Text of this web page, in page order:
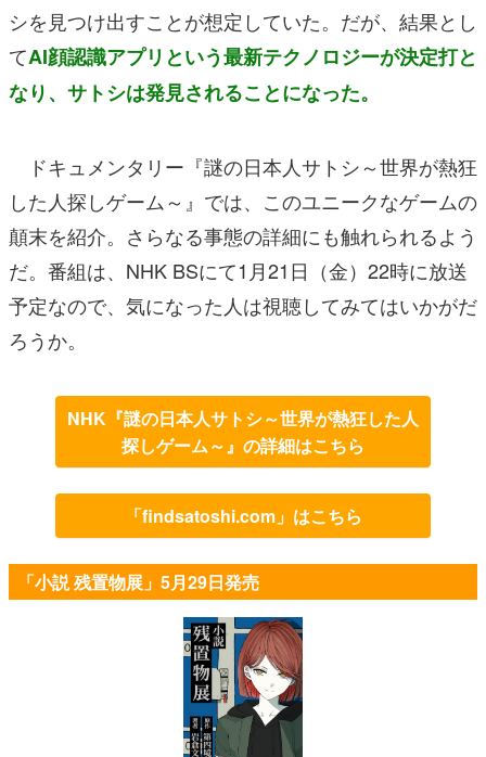
シを見つけ出すことが想定していた。だが、結果とし
てAI顔認識アプリという最新テクノロジーが決定打と
なり、サトシは発見されることになった。
ドキュメンタリー『謎の日本人サトシ～世界が熱狂
した人探しゲーム～』では、このユニークなゲームの
顛末を紹介。さらなる事態の詳細にも触れられるよう
だ。番組は、NHK BSにて1月21日（金）22時に放送
予定なので、気になった人は視聴してみてはいかがだ
ろうか。
NHK『謎の日本人サトシ～世界が熱狂した人
探しゲーム～』の詳細はこちら
「findsatoshi.com」はこちら
「小説 残置物展」5月29日発売